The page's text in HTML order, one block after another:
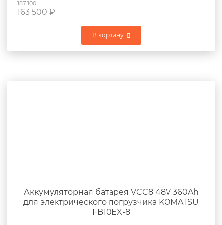
187 100
163 500 ₽
В корзину
Аккумуляторная батарея VCC8 48V 360Ah
для электрического погрузчика KOMATSU
FB10EX-8